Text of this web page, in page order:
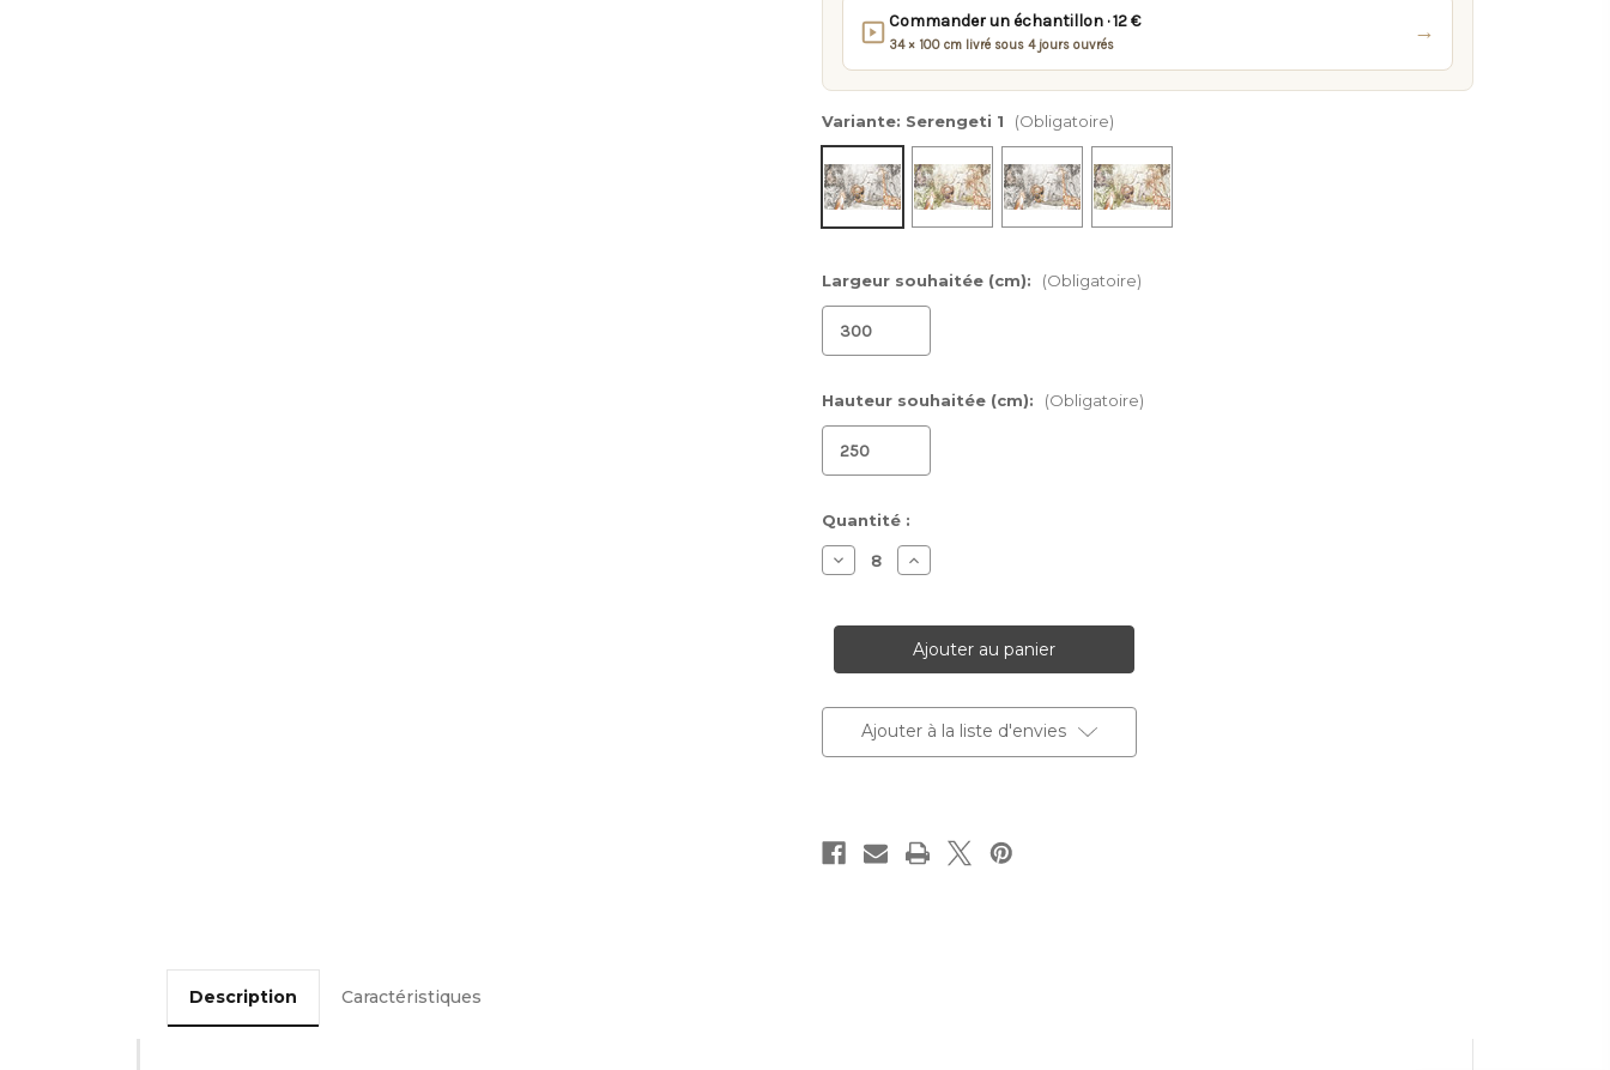
Commander un échantillon · 12 €
34 × 100 cm livré sous 4 jours ouvrés
→
Variante: Serengeti 1 (Obligatoire)
Largeur souhaitée (cm): (Obligatoire)
Hauteur souhaitée (cm): (Obligatoire)
Stock
actuel :
Quantité :
Diminuer
la
Papier
Augmenter
la
Papier
peint
Serengeti
Ajouter à la liste d'envies
Description Caractéristiques